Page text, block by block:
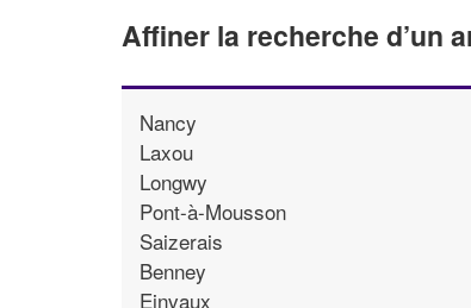
Affiner la recherche d’un
Nancy
Laxou
Longwy
Pont-à-Mousson
Saizerais
Benney
Einvaux